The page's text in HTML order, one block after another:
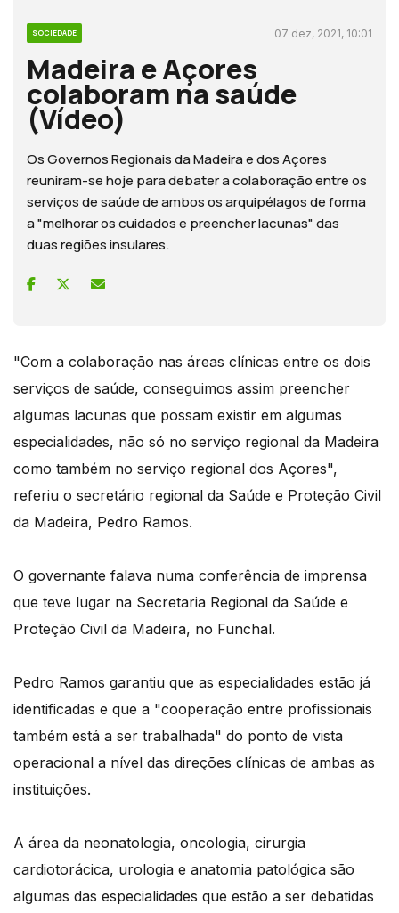
SOCIEDADE 07 dez, 2021, 10:01
Madeira e Açores
colaboram na saúde
(Vídeo)
Os Governos Regionais da Madeira e dos Açores
reuniram-se hoje para debater a colaboração entre os
serviços de saúde de ambos os arquipélagos de forma
a "melhorar os cuidados e preencher lacunas" das
duas regiões insulares.
"Com a colaboração nas áreas clínicas entre os dois
serviços de saúde, conseguimos assim preencher
algumas lacunas que possam existir em algumas
especialidades, não só no serviço regional da Madeira
como também no serviço regional dos Açores",
referiu o secretário regional da Saúde e Proteção Civil
da Madeira, Pedro Ramos.
O governante falava numa conferência de imprensa
que teve lugar na Secretaria Regional da Saúde e
Proteção Civil da Madeira, no Funchal.
Pedro Ramos garantiu que as especialidades estão já
identificadas e que a "cooperação entre profissionais
também está a ser trabalhada" do ponto de vista
operacional a nível das direções clínicas de ambas as
instituições.
A área da neonatologia, oncologia, cirurgia
cardiotorácica, urologia e anatomia patológica são
algumas das especialidades que estão a ser debatidas